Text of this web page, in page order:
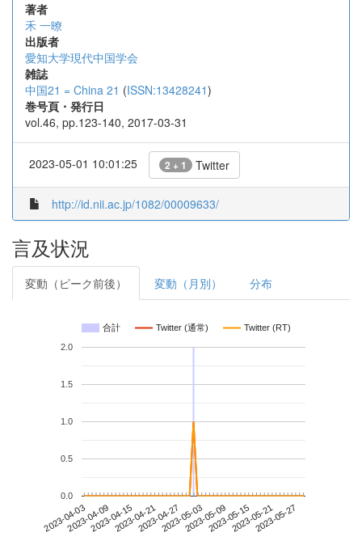
著者
禾 一暸
出版者
愛知大学現代中国学会
雑誌
中国21 = China 21 (ISSN:13428241)
巻号頁・発行日
vol.46, pp.123-140, 2017-03-31
2023-05-01 10:01:25 2 + 1 Twitter
http://id.nii.ac.jp/1082/00009633/
言及状況
変動（ピーク前後） 変動（月別） 分布
合計 Twitter (通常) Twitter (RT)
2023-04-032023-04-092023-04-152023-04-212023-04-272023-05-032023-05-092023-05-152023-05-212023-05-27
0.0
0.5
1.0
1.5
2.0